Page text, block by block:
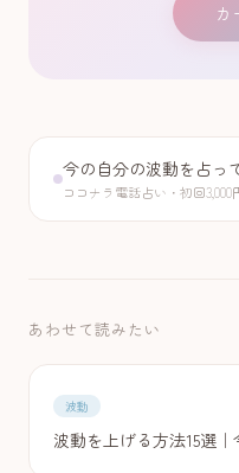
カ
今の自分の波動を占っ
ココナラ電話占い・初回3,000
あわせて読みたい
波動
波動を上げる方法15選